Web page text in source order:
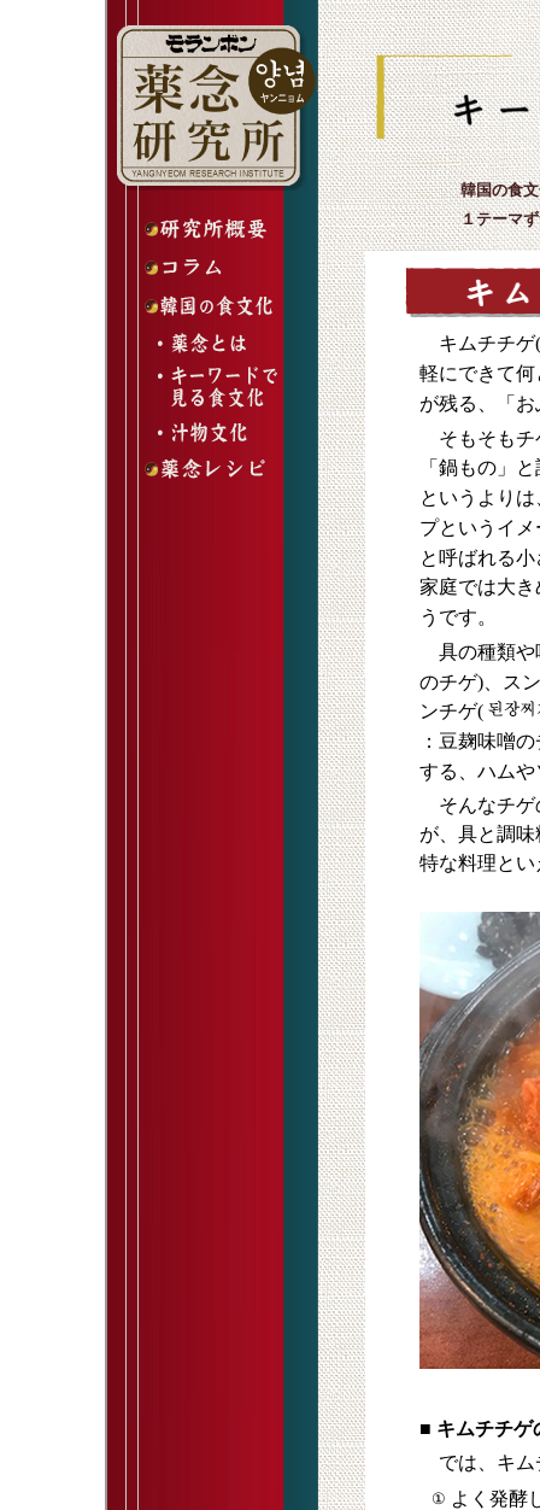
韓国の食
１テーマ
キムチチ
軽にできて
が残る、「
そもそもチ
「鍋もの」
というよりは
プというイ
と呼ばれる
家庭では大
うです。
具の種類や
のチゲ)、ス
ンチゲ(
：豆麹味噌
する、ハム
そんなチゲ
が、具と調
特な料理とい
■ キムチチゲ
では、キム
① よく発酵